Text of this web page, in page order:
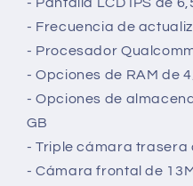
económico
con
funciones
de
alta
definitivo
de
alta
- Frecuencia de
- Procesador
- Opciones de RAM de
- Opciones de
GB
- Triple cámara trasera
- Cámara frontal de